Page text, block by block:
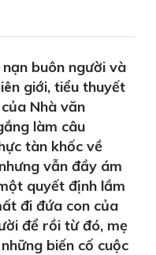
buôn người và
giới, tiểu thuyết
Nhà văn
làm câu
tàn khốc về
vẫn đầy ám
quyết định lầm
đi đứa con của
để rồi từ đó, mẹ
biến cố cuộc